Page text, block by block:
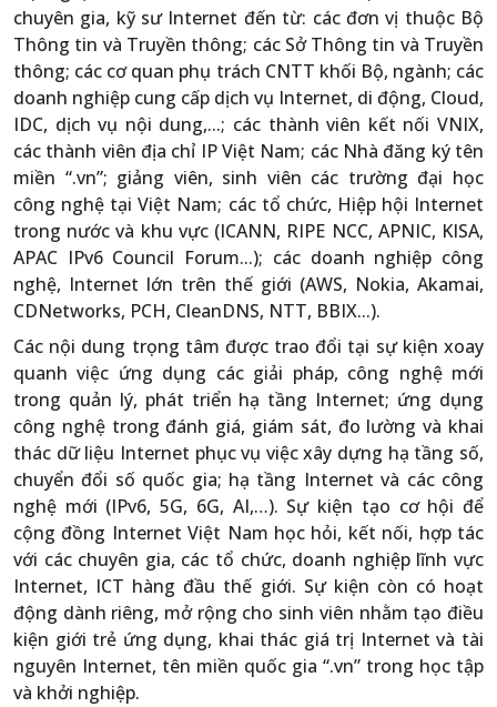
chuyên gia, kỹ sư Internet đến từ: các đơn vị thuộc Bộ
Thông tin và Truyền thông; các Sở Thông tin và Truyền
thông; các cơ quan phụ trách CNTT khối Bộ, ngành; các
doanh nghiệp cung cấp dịch vụ Internet, di động, Cloud,
IDC, dịch vụ nội dung,...; các thành viên kết nối VNIX,
các thành viên địa chỉ IP Việt Nam; các Nhà đăng ký tên
miền “.vn”; giảng viên, sinh viên các trường đại học
công nghệ tại Việt Nam; các tổ chức, Hiệp hội Internet
trong nước và khu vực (ICANN, RIPE NCC, APNIC, KISA,
APAC IPv6 Council Forum...); các doanh nghiệp công
nghệ, Internet lớn trên thế giới (AWS, Nokia, Akamai,
CDNetworks, PCH, CleanDNS, NTT, BBIX...).
Các nội dung trọng tâm được trao đổi tại sự kiện xoay
quanh việc ứng dụng các giải pháp, công nghệ mới
trong quản lý, phát triển hạ tầng Internet; ứng dụng
công nghệ trong đánh giá, giám sát, đo lường và khai
thác dữ liệu Internet phục vụ việc xây dựng hạ tầng số,
chuyển đổi số quốc gia; hạ tầng Internet và các công
nghệ mới (IPv6, 5G, 6G, AI,…). Sự kiện tạo cơ hội để
cộng đồng Internet Việt Nam học hỏi, kết nối, hợp tác
với các chuyên gia, các tổ chức, doanh nghiệp lĩnh vực
Internet, ICT hàng đầu thế giới. Sự kiện còn có hoạt
động dành riêng, mở rộng cho sinh viên nhằm tạo điều
kiện giới trẻ ứng dụng, khai thác giá trị Internet và tài
nguyên Internet, tên miền quốc gia “.vn” trong học tập
và khởi nghiệp.